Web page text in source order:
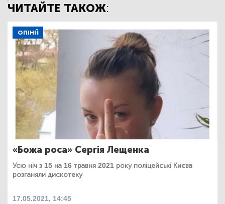
ЧИТАЙТЕ ТАКОЖ:
ОПІНІЇ
«Божа роса» Сергія Лещенка
Усю ніч з 15 на 16 травня 2021 року поліцейські Києва
розганяли дискотеку
17.05.2021, 14:45